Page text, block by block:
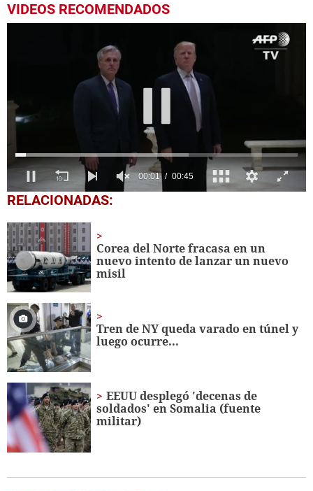
VIDEOS RECOMENDADOS
0
seconds
45
seconds
RELACIONADAS:
Corea del Norte fracasa en un
nuevo intento de lanzar un nuevo
misil
Tren de NY queda varado en túnel y
luego ocurre...
EEUU desplegó 'decenas de
soldados' en Somalia (fuente
militar)